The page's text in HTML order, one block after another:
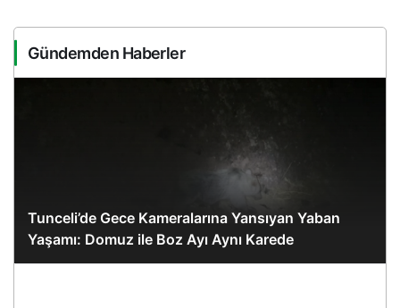
Gündemden Haberler
Tunceli’de Gece Kameralarına Yansıyan Yaban
Yaşamı: Domuz ile Boz Ayı Aynı Karede